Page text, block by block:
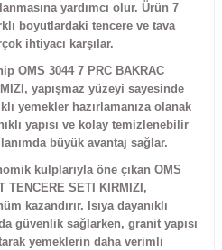
yardımcı olur. Ürün 7
boyutlardaki tencere ve tava
ihtiyacı karşılar.
OMS 3044 7 PRC BAKRAC
yapışmaz yüzeyi sayesinde
yemekler hazırlamanıza olanak
yapısı ve kolay temizlenebilir
büyük avantaj sağlar.
kulplarıyla öne çıkan OMS
TENCERE SETI KIRMIZI,
kazandırır. Isıya dayanıklı
güvenlik sağlarken, granit yapısı
yemeklerin daha verimli